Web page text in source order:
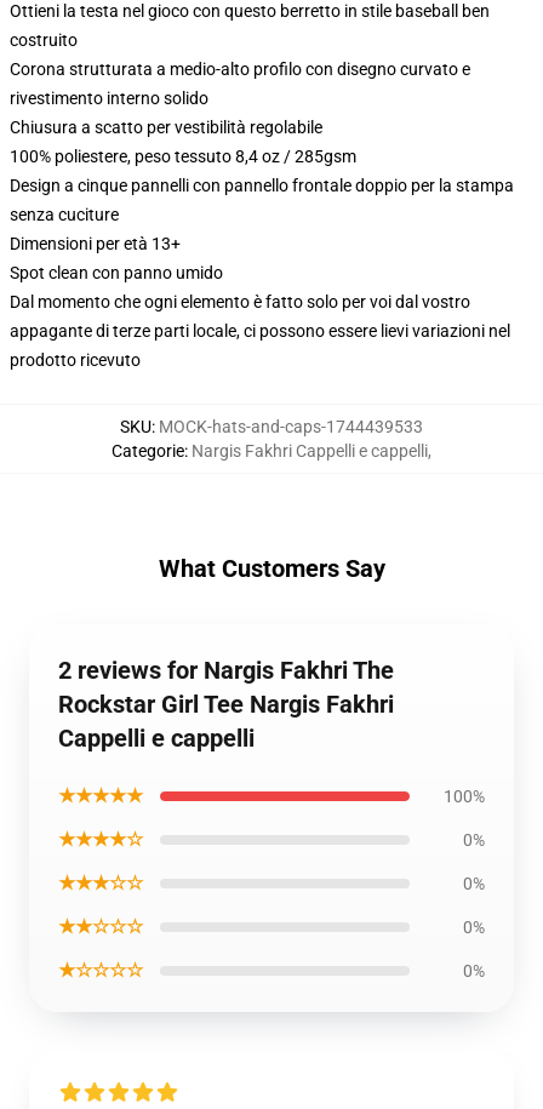
Ottieni la testa nel gioco con questo berretto in stile baseball ben
costruito
Corona strutturata a medio-alto profilo con disegno curvato e
rivestimento interno solido
Chiusura a scatto per vestibilità regolabile
100% poliestere, peso tessuto 8,4 oz / 285gsm
Design a cinque pannelli con pannello frontale doppio per la stampa
senza cuciture
Dimensioni per età 13+
Spot clean con panno umido
Dal momento che ogni elemento è fatto solo per voi dal vostro
appagante di terze parti locale, ci possono essere lievi variazioni nel
prodotto ricevuto
SKU: MOCK-hats-and-caps-1744439533
Categorie: Nargis Fakhri Cappelli e cappelli,
What Customers Say
2 reviews for Nargis Fakhri The
Rockstar Girl Tee Nargis Fakhri
Cappelli e cappelli
★★★★★ 100%
★★★★☆ 0%
★★★☆☆ 0%
★★☆☆☆ 0%
★☆☆☆☆ 0%